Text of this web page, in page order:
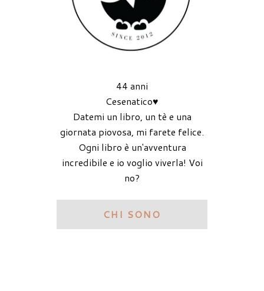
44 anni
Cesenatico♥
Datemi un libro, un tè e una
giornata piovosa, mi farete felice.
Ogni libro è un'avventura
incredibile e io voglio viverla! Voi
no?
CHI SONO